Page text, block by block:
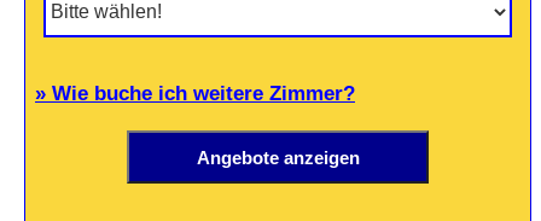
» Wie buche ich weitere Zimmer?